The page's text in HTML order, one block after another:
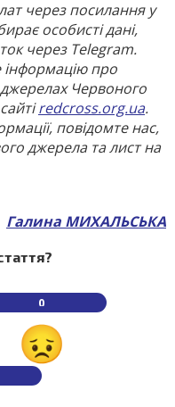
через посилання у
особисті дані,
через Telegram.
інформацію про
Червоного
redcross.org.ua.
повідомте нас,
джерела та лист на
Галина МИХАЛЬСЬКА
0